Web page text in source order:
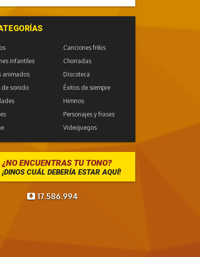
Canciones frikis
infantiles
Chorradas
animados
Discoteca
de sonido
Éxitos de siempre
Himnos
Personajes y frases
Videojuegos
¿NO ENCUENTRAS TU TONO?
¡DINOS CUÁL DEBERÍA ESTAR AQUÍ!
17.586.994